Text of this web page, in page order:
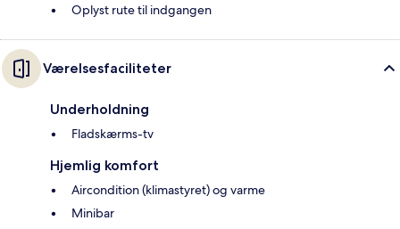
Oplyst rute til indgangen
Værelsesfaciliteter
Underholdning
Fladskærms-tv
Hjemlig komfort
Aircondition (klimastyret) og varme
Minibar